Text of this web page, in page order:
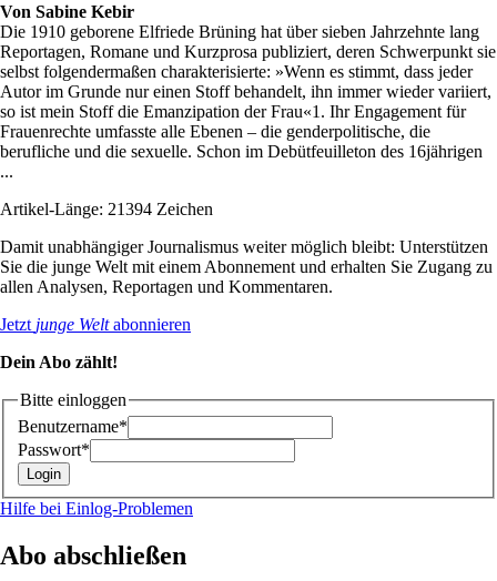
Von Sabine Kebir
Die 1910 geborene Elfriede Brüning hat über sieben Jahrzehnte lang
Reportagen, Romane und Kurzprosa publiziert, deren Schwerpunkt sie
selbst folgendermaßen charakterisierte: »Wenn es stimmt, dass jeder
Autor im Grunde nur einen Stoff behandelt, ihn immer wieder variiert,
so ist mein Stoff die Emanzipation der Frau«1. Ihr Engagement für
Frauenrechte umfasste alle Ebenen – die genderpolitische, die
berufliche und die sexuelle. Schon im Debütfeuilleton des 16jährigen
...
Artikel-Länge: 21394 Zeichen
Damit unabhängiger Journalismus weiter möglich bleibt: Unterstützen
Sie die junge Welt mit einem Abonnement und erhalten Sie Zugang zu
allen Analysen, Reportagen und Kommentaren.
Jetzt junge Weltabonnieren
Dein Abo zählt!
Bitte einloggen
Benutzername*
Passwort*
Hilfe bei Einlog-Problemen
Abo abschließen